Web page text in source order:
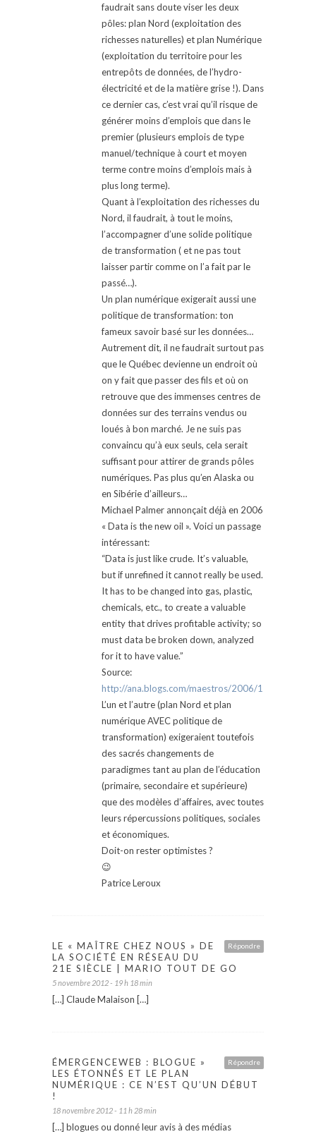
faudrait sans doute viser les deux
pôles: plan Nord (exploitation des
richesses naturelles) et plan Numérique
(exploitation du territoire pour les
entrepôts de données, de l’hydro-
électricité et de la matière grise !). Dans
ce dernier cas, c’est vrai qu’il risque de
générer moins d’emplois que dans le
premier (plusieurs emplois de type
manuel/technique à court et moyen
terme contre moins d’emplois mais à
plus long terme).
Quant à l’exploitation des richesses du
Nord, il faudrait, à tout le moins,
l’accompagner d’une solide politique
de transformation ( et ne pas tout
laisser partir comme on l’a fait par le
passé…).
Un plan numérique exigerait aussi une
politique de transformation: ton
fameux savoir basé sur les données…
Autrement dit, il ne faudrait surtout pas
que le Québec devienne un endroit où
on y fait que passer des fils et où on
retrouve que des immenses centres de
données sur des terrains vendus ou
loués à bon marché. Je ne suis pas
convaincu qu’à eux seuls, cela serait
suffisant pour attirer de grands pôles
numériques. Pas plus qu’en Alaska ou
en Sibérie d’ailleurs…
Michael Palmer annonçait déjà en 2006
« Data is the new oil ». Voici un passage
intéressant:
“Data is just like crude. It’s valuable,
but if unrefined it cannot really be used.
It has to be changed into gas, plastic,
chemicals, etc., to create a valuable
entity that drives profitable activity; so
must data be broken down, analyzed
for it to have value.”
Source:
http://ana.blogs.com/maestros/2006/11/
L’un et l’autre (plan Nord et plan
numérique AVEC politique de
transformation) exigeraient toutefois
des sacrés changements de
paradigmes tant au plan de l’éducation
(primaire, secondaire et supérieure)
que des modèles d’affaires, avec toutes
leurs répercussions politiques, sociales
et économiques.
Doit-on rester optimistes ?
😉
Patrice Leroux
Répondre
LE « MAÎTRE CHEZ NOUS » DE
LA SOCIÉTÉ EN RÉSEAU DU
21E SIÈCLE | MARIO TOUT DE GO
5 novembre 2012 - 19 h 18 min
[…] Claude Malaison […]
Répondre
ÉMERGENCEWEB : BLOGUE »
LES ÉTONNÉS ET LE PLAN
NUMÉRIQUE : CE N’EST QU’UN DÉBUT
!
18 novembre 2012 - 11 h 28 min
[…] blogues ou donné leur avis à des médias